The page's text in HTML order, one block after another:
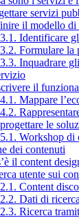
servizi
il modello di
Identificare
Formulare la
Inquadrare
il
Mappare
le
Workshop di
dei contenuti
il content
utente sui
Content
Dati di
Ricerca